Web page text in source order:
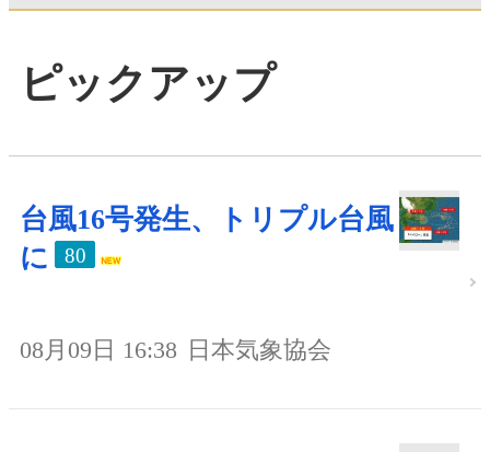
ピックアップ
台風16号発生、トリプル台風
に
80
08月09日 16:38 日本気象協会